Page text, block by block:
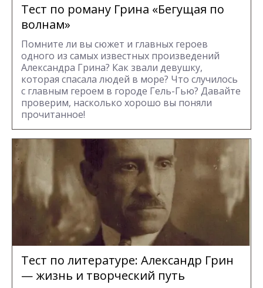
Тест по роману Грина «Бегущая по
волнам»
Помните ли вы сюжет и главных героев
одного из самых известных произведений
Александра Грина? Как звали девушку,
которая спасала людей в море? Что случилось
с главным героем в городе Гель-Гью? Давайте
проверим, насколько хорошо вы поняли
прочитанное!
Тест по литературе: Александр Грин
— жизнь и творческий путь